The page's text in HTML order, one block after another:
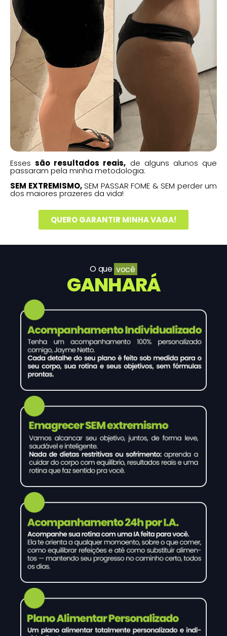
Essessão resultados reais, de alguns alunos que
passaram pela minha metodologia:
SEM EXTREMISMO,SEM PASSAR FOME & SEM perder um
dos maiores prazeres da vida!
QUERO GARANTIR MINHA VAGA!
O que você
GANHARÁ